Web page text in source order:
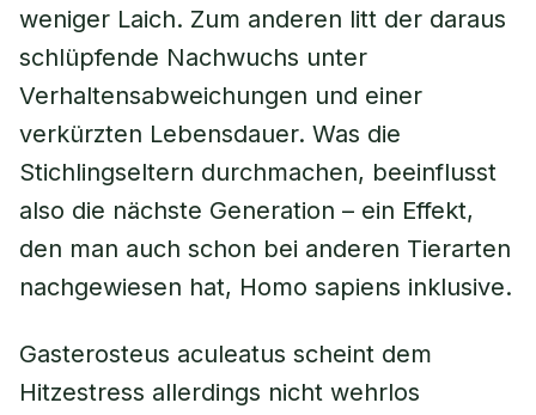
weniger Laich. Zum anderen litt der daraus
schlüpfende Nachwuchs unter
Verhaltensabweichungen und einer
verkürzten Lebensdauer. Was die
Stichlingseltern durchmachen, beeinflusst
also die nächste Generation – ein Effekt,
den man auch schon bei anderen Tierarten
nachgewiesen hat, Homo sapiens inklusive.
Gasterosteus aculeatus scheint dem
Hitzestress allerdings nicht wehrlos